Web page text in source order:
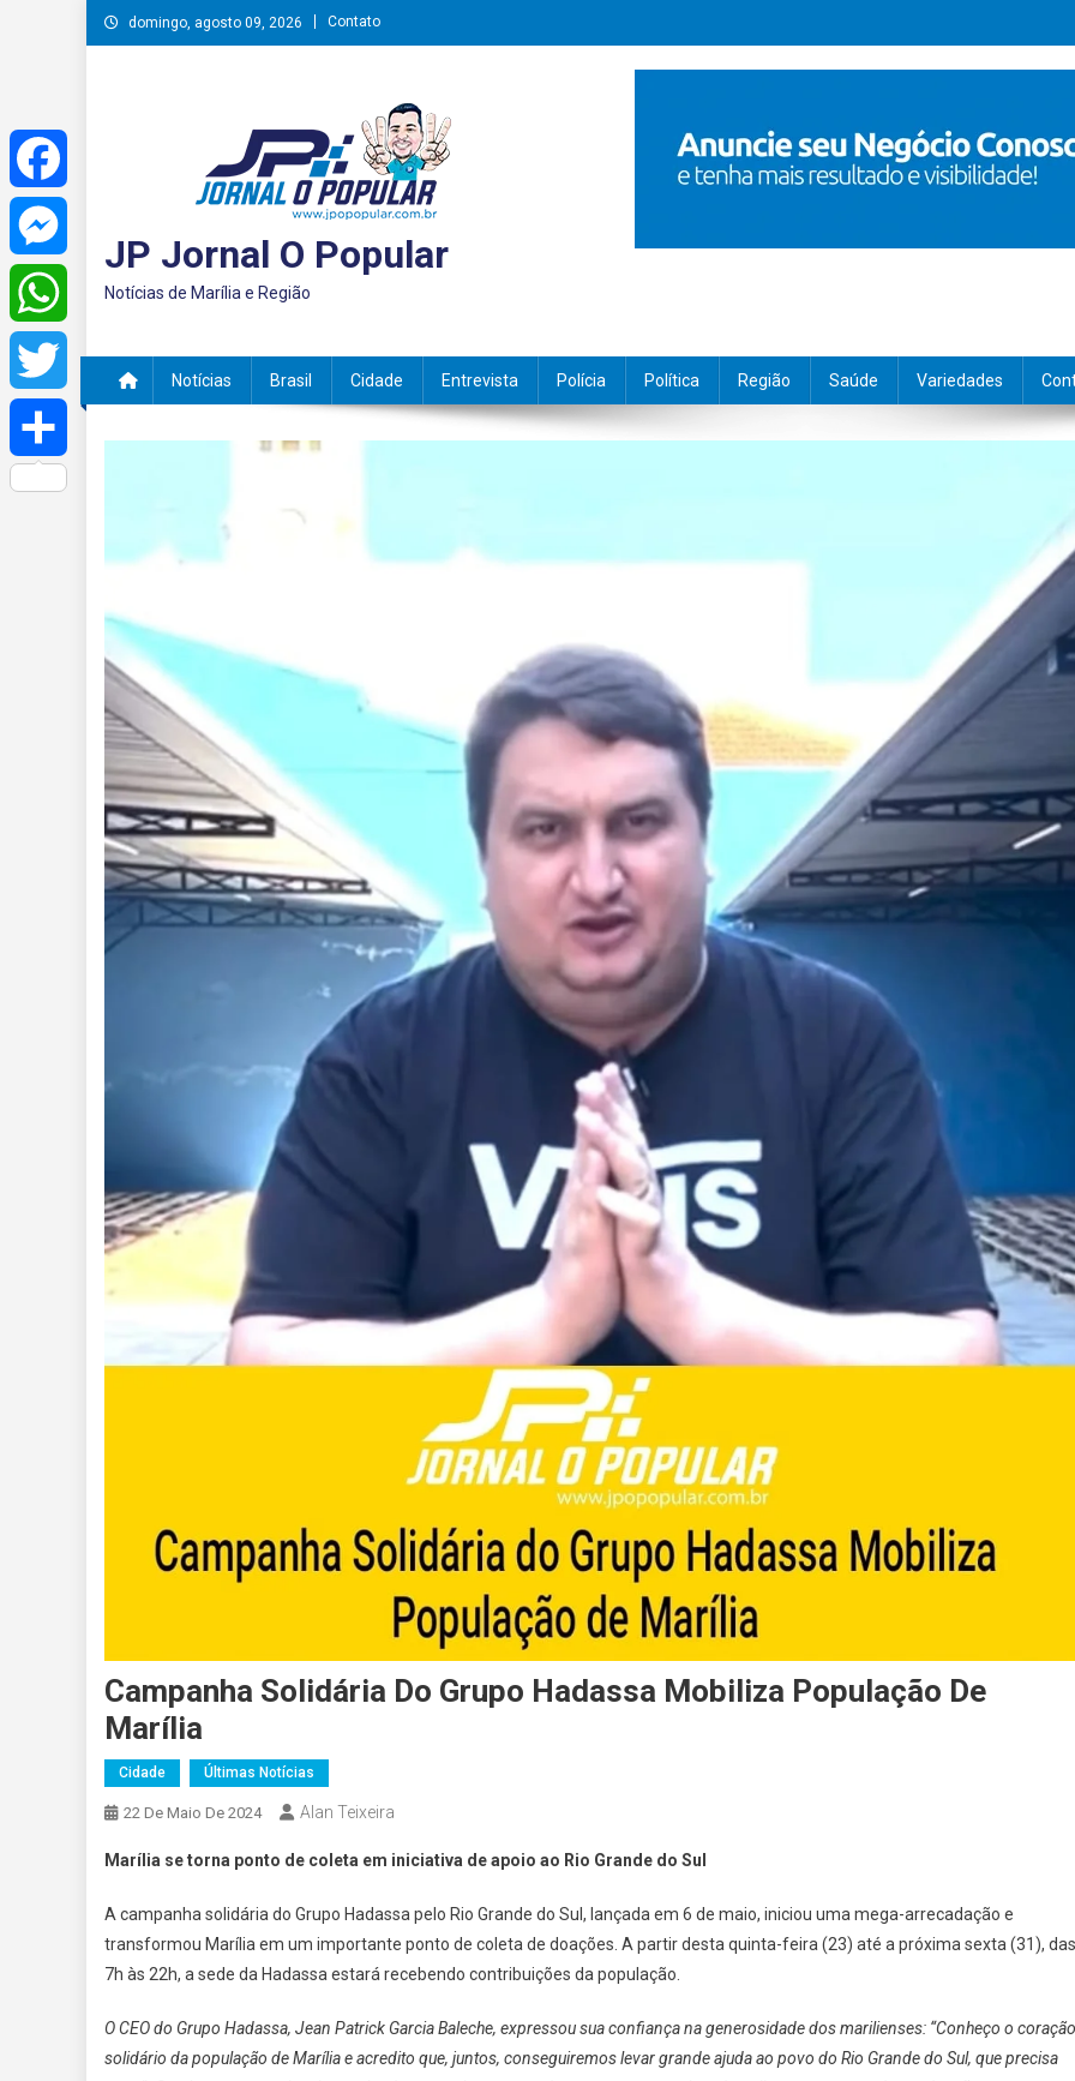
Skip
to
domingo, agosto 09, 2026 Contato
JP Jornal O Popular
Notícias de Marília e Região
Notícias Brasil Cidade Entrevista Polícia Política Região Saúde Variedades
Campanha Solidária Do Grupo Hadassa Mobiliza População De
Marília
Cidade Últimas Notícias
22 De Maio De 2024 Alan Teixeira
Marília se torna ponto de coleta em iniciativa de apoio ao Rio Grande do Sul
A campanha solidária do Grupo Hadassa pelo Rio Grande do Sul, lançada em 6 de maio, iniciou uma mega-arrecadação e
transformou Marília em um importante ponto de coleta de doações. A partir desta quinta-feira (23) até a próxima sexta (31), das
7h às 22h, a sede da Hadassa estará recebendo contribuições da população.
O CEO do Grupo Hadassa, Jean Patrick Garcia Baleche, expressou sua confiança na generosidade dos marilienses: “Conheço o coração
solidário da população de Marília e acredito que, juntos, conseguiremos levar grande ajuda ao povo do Rio Grande do Sul, que precisa
Facebook
Messenger
WhatsApp
Twitter
Share